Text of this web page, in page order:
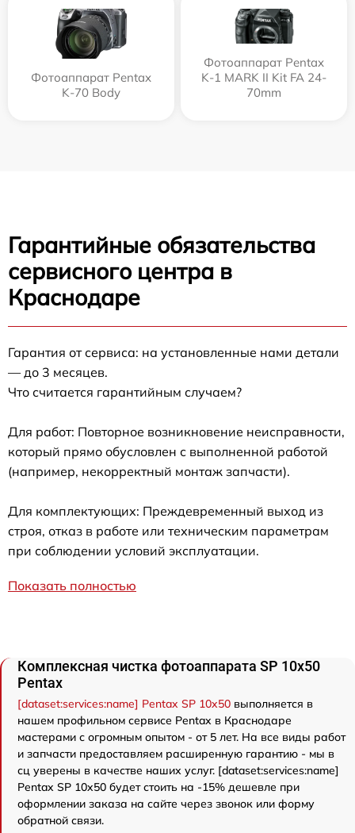
Фотоаппарат Pentax
K-70 Body
Фотоаппарат Pentax
K-1 MARK II Kit FA 24-
70mm
Гарантийные обязательства
сервисного центра в
Краснодаре
Гарантия от сервиса: на установленные нами детали
— до 3 месяцев.
Что считается гарантийным случаем?
Для работ: Повторное возникновение неисправности,
который прямо обусловлен с выполненной работой
(например, некорректный монтаж запчасти).
Для комплектующих: Преждевременный выход из
строя, отказ в работе или техническим параметрам
при соблюдении условий эксплуатации.
Показать полностью
Комплексная чистка фотоаппарата SP 10x50
Pentax
[dataset:services:name] Pentax SP 10x50 выполняется в
нашем профильном сервисе Pentax в Краснодаре
мастерами с огромным опытом - от 5 лет. На все виды работ
и запчасти предоставляем расширенную гарантию - мы в
сц уверены в качестве наших услуг. [dataset:services:name]
Pentax SP 10x50 будет стоить на -15% дешевле при
оформлении заказа на сайте через звонок или форму
обратной связи.